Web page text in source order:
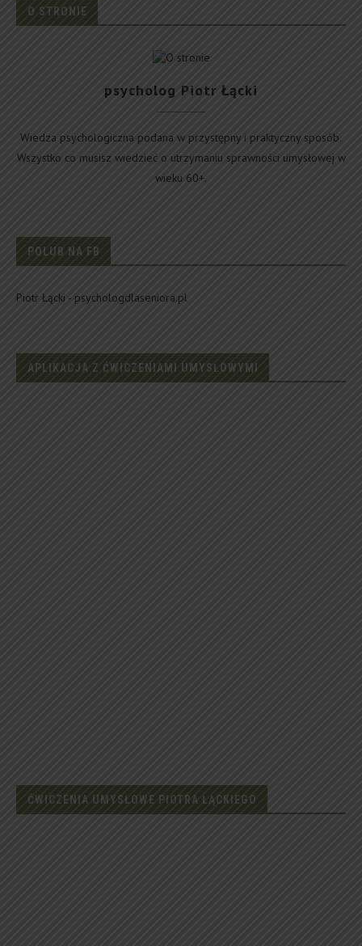
O STRONIE
psycholog Piotr Łącki
Wiedza psychologiczna podana w przystępny i praktyczny sposób.
Wszystko co musisz wiedzieć o utrzymaniu sprawności umysłowej w
wieku 60+.
POLUB NA FB
Piotr Łącki - psychologdlaseniora.pl
APLIKACJA Z ĆWICZENIAMI UMYSŁOWYMI
ĆWICZENIA UMYSŁOWE PIOTRA ŁĄCKIEGO